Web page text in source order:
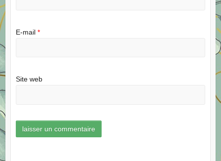
E-mail *
Site web